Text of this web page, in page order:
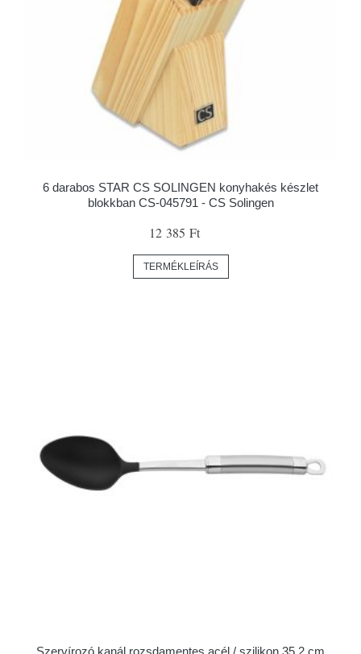
6 darabos STAR CS SOLINGEN konyhakés készlet
blokkban CS-045791 - CS Solingen
12 385 Ft
TERMÉKLEÍRÁS
Szervírozó kanál rozsdamentes acél / szilikon 35,2 cm